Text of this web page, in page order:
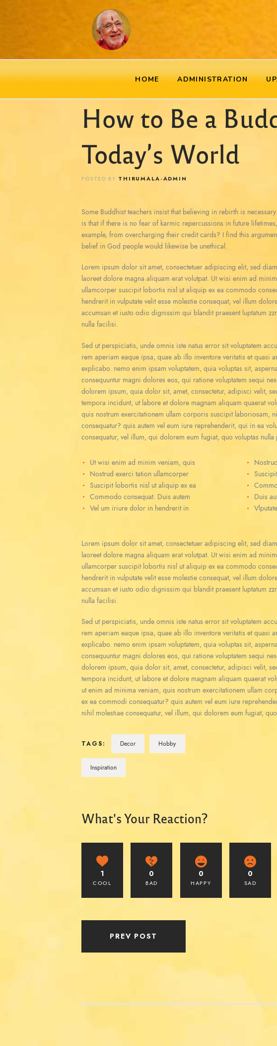
HOME ADMINISTRATION
How to Be a
Today’s World
POSTED BY THIRUMALA-ADMIN
Some Buddhist teachers insist that believing in rebirth is
is that if there is no fear of karmic repercussions in future
example, from overcharging their credit cards? I find this
belief in God people would likewise be unethical.
Lorem ipsum dolor sit amet, consectetuer adipiscing elit, sed
laoreet dolore magna aliquam erat volutpat. Ut wisi enim ad
ullamcorper suscipit lobortis nisl ut aliquip ex ea commodo
hendrerit in vulputate velit esse molestie consequat, vel illum
accumsan et iusto odio dignissim qui blandit praesent luptatum
nulla facilisi.
Sed ut perspiciatis, unde omnis iste natus error sit voluptatem
rem aperiam eaque ipsa, quae ab illo inventore veritatis et quasi
explicabo. nemo enim ipsam voluptatem, quia voluptas sit,
consequuntur magni dolores eos, qui ratione voluptatem sequi
dolorem ipsum, quia dolor sit, amet, consectetur, adipisci velit,
tempora incidunt, ut labore et dolore magnam aliquam quaerat
quis nostrum exercitationem ullam corporis suscipit laboriosam,
consequatur? quis autem vel eum iure reprehenderit, qui in ea
consequatur, vel illum, qui dolorem eum fugiat, quo voluptas nulla
Ut wisi enim ad minim veniam, quis
Nostrud exerci tation ullamcorper
Suscipit lobortis nisl ut aliquip ex ea
Commodo consequat. Duis autem
Vel um iriure dolor in hendrerit in
Duis
Lorem ipsum dolor sit amet, consectetuer adipiscing elit, sed
laoreet dolore magna aliquam erat volutpat. Ut wisi enim ad
ullamcorper suscipit lobortis nisl ut aliquip ex ea commodo
hendrerit in vulputate velit esse molestie consequat, vel illum
accumsan et iusto odio dignissim qui blandit praesent luptatum
nulla facilisi.
Sed ut perspiciatis, unde omnis iste natus error sit voluptatem
rem aperiam eaque ipsa, quae ab illo inventore veritatis et quasi
explicabo. nemo enim ipsam voluptatem, quia voluptas sit,
consequuntur magni dolores eos, qui ratione voluptatem sequi
dolorem ipsum, quia dolor sit, amet, consectetur, adipisci velit,
tempora incidunt, ut labore et dolore magnam aliquam quaerat
ut enim ad minima veniam, quis nostrum exercitationem ullam
ex ea commodi consequatur? quis autem vel eum iure
nihil molestiae consequatur, vel illum, qui dolorem eum fugiat,
TAGS: Decor Hobby
Inspiration
What's Your Reaction?
1
COOL
0
BAD
0
HAPPY
0
SAD
PREV POST